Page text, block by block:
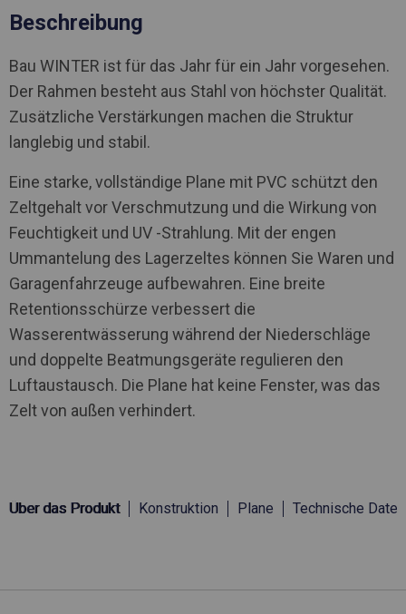
Beschreibung
Bau WINTER ist für das Jahr für ein Jahr vorgesehen.
Der Rahmen besteht aus Stahl von höchster Qualität.
Zusätzliche Verstärkungen machen die Struktur
langlebig und stabil.
Eine starke, vollständige Plane mit PVC schützt den
Zeltgehalt vor Verschmutzung und die Wirkung von
Feuchtigkeit und UV -Strahlung. Mit der engen
Ummantelung des Lagerzeltes können Sie Waren und
Garagenfahrzeuge aufbewahren. Eine breite
Retentionsschürze verbessert die
Wasserentwässerung während der Niederschläge
und doppelte Beatmungsgeräte regulieren den
Luftaustausch. Die Plane hat keine Fenster, was das
Zelt von außen verhindert.
Über das Produkt Konstruktion Plane Technische Daten